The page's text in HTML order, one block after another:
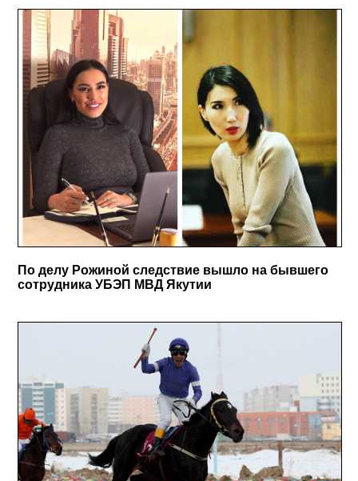
По делу Рожиной следствие вышло на бывшего
сотрудника УБЭП МВД Якутии